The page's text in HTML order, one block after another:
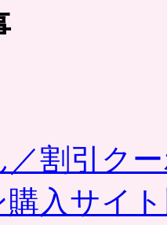
割引ク
購入サイ